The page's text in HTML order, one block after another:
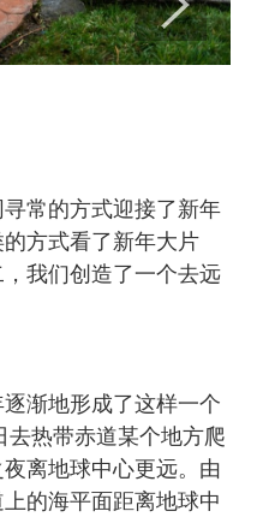
常的方式迎接了新年
方式看了新年大片
，我们创造了一个去远
渐地形成了这样一个
热带赤道某个地方爬
离地球中心更远。由
的海平面距离地球中